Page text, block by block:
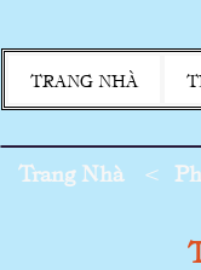
TRANG NHÀ
Trang Nhà <